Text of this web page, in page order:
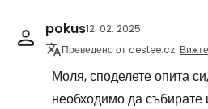
pokus12. 02. 2025
Преведено от cestee.cz
Моля, споделете опита
необходимо да